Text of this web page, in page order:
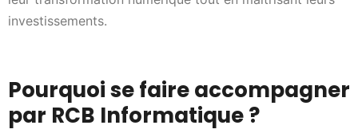
investissements.
Pourquoi se faire accompagner
par RCB Informatique ?